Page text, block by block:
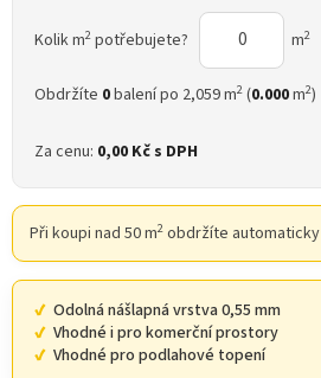
Kolik m2 potřebujete? m2
Obdržíte 0balení po 2,059 m2 (0.000m2)
Za cenu: 0,00 Kčs DPH
Při koupi nad 50 m2 obdržíte automaticky
Odolná nášlapná vrstva 0,55 mm
Vhodné i pro komerční prostory
Vhodné pro podlahové topení